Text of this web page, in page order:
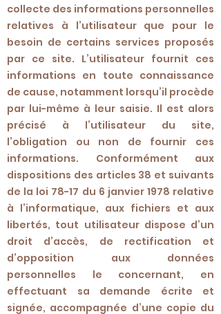
collecte des informations personnelles
relatives à l’utilisateur que pour le
besoin de certains services proposés
par ce site. L’utilisateur fournit ces
informations en toute connaissance
de cause, notamment lorsqu’il procède
par lui-même à leur saisie. Il est alors
précisé à l’utilisateur du site,
l’obligation ou non de fournir ces
informations. Conformément aux
dispositions des articles 38 et suivants
de la loi 78-17 du 6 janvier 1978 relative
à l’informatique, aux fichiers et aux
libertés, tout utilisateur dispose d’un
droit d’accès, de rectification et
d’opposition aux données
personnelles le concernant, en
effectuant sa demande écrite et
signée, accompagnée d’une copie du